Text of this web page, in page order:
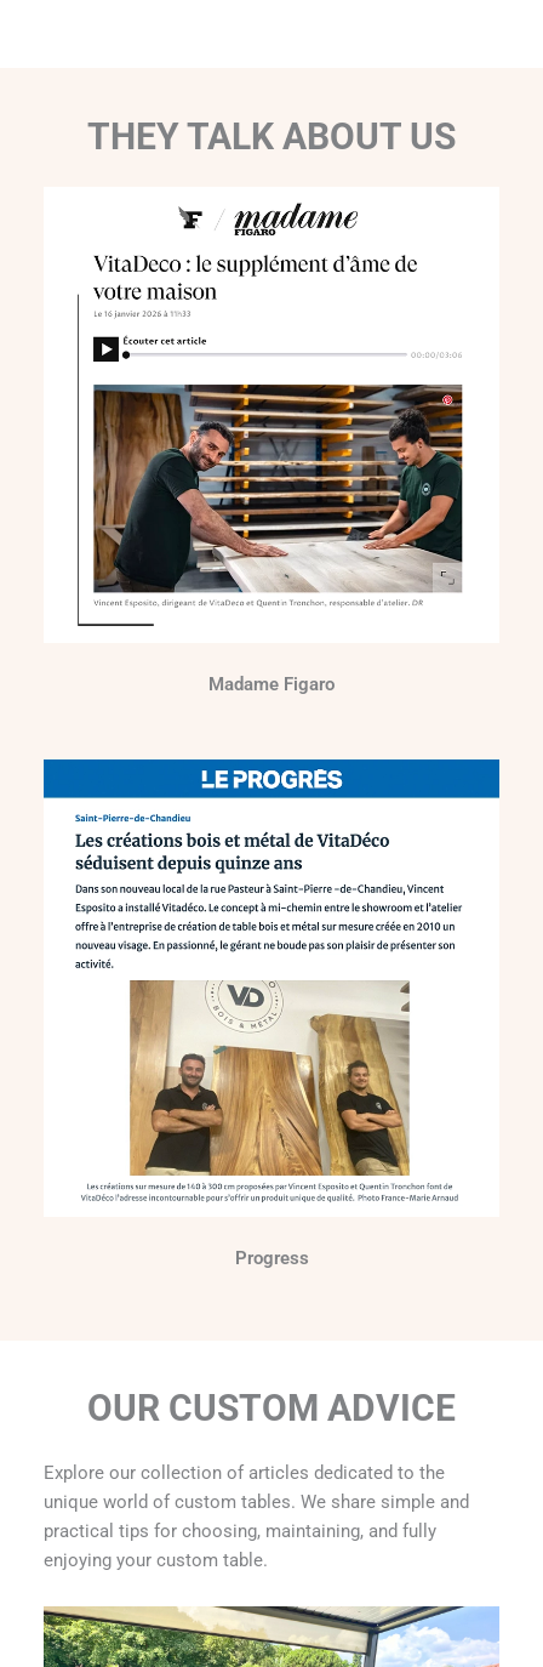
THEY TALK ABOUT US
Madame Figaro
Progress
OUR CUSTOM ADVICE
Explore our collection of articles dedicated to the
unique world of custom tables. We share simple and
practical tips for choosing, maintaining, and fully
enjoying your custom table.